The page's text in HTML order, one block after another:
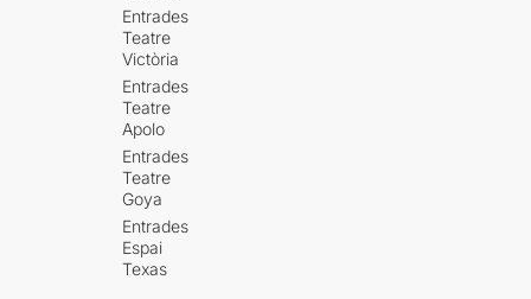
Entrades
Teatre
Victòria
Entrades
Teatre
Apolo
Entrades
Teatre
Goya
Entrades
Espai
Texas